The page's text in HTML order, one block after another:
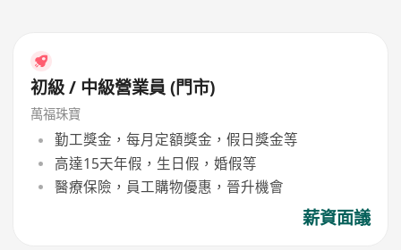
初級 / 中級營業員 (門市)
萬福珠寶
勤工獎金，每月定額獎金，假日獎金等
高達15天年假，生日假，婚假等
醫療保險，員工購物優惠，晉升機會
薪資面議